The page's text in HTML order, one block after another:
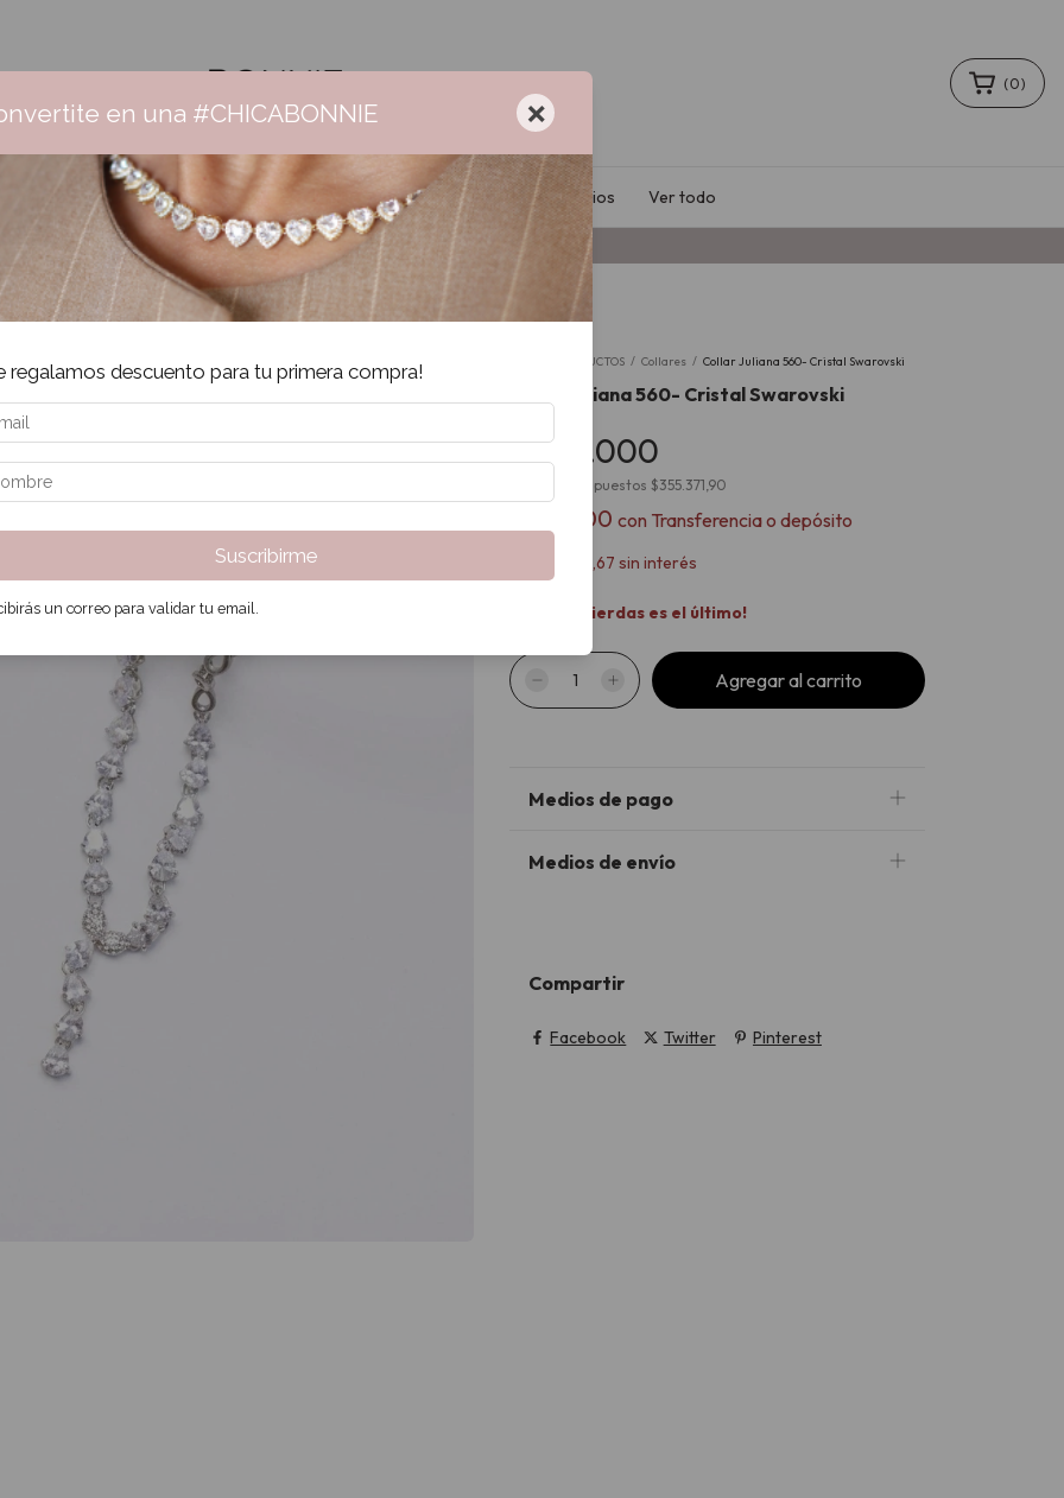
Envío gratis +$160.000 | 3 cuotas sin interés | 6 cuotas + $160.000
(0)
Collares Aros Pulseras Anillos Sale Accesorios Ver todo
PRODUCTOS / Collares / Collar Juliana 560- Cristal Swarovski
Collar Juliana 560- Cristal Swarovski
$430.000
Precio sin impuestos $355.371,90
$387.000 con Transferencia o depósito
$71.666,67 sin interés
¡No te lo pierdas es el último!
Medios de pago
Medios de envío
Compartir
Facebook Twitter Pinterest
en una #CHICABONNIE ×
regalamos descuento para tu primera compra!
Suscribirme
un correo para validar tu email.